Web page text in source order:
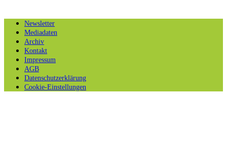
Newsletter
Mediadaten
Archiv
Kontakt
Impressum
AGB
Datenschutzerklärung
Cookie-Einstellungen